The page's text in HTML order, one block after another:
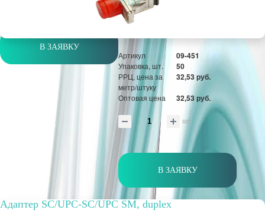
В ЗАЯВКУ
Артикул 09-451
Упаковка, шт. 50
РРЦ, цена за
метр/штуку
32,53 руб.
Оптовая цена 32,53 руб.
шт
В ЗАЯВКУ
Адаптер SC/UPC-SC/UPC SM, duplex